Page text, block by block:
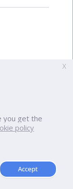
you get the
policy
Accept
X